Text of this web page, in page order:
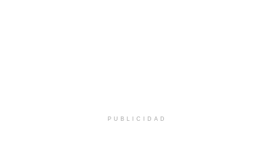
PUBLICIDAD